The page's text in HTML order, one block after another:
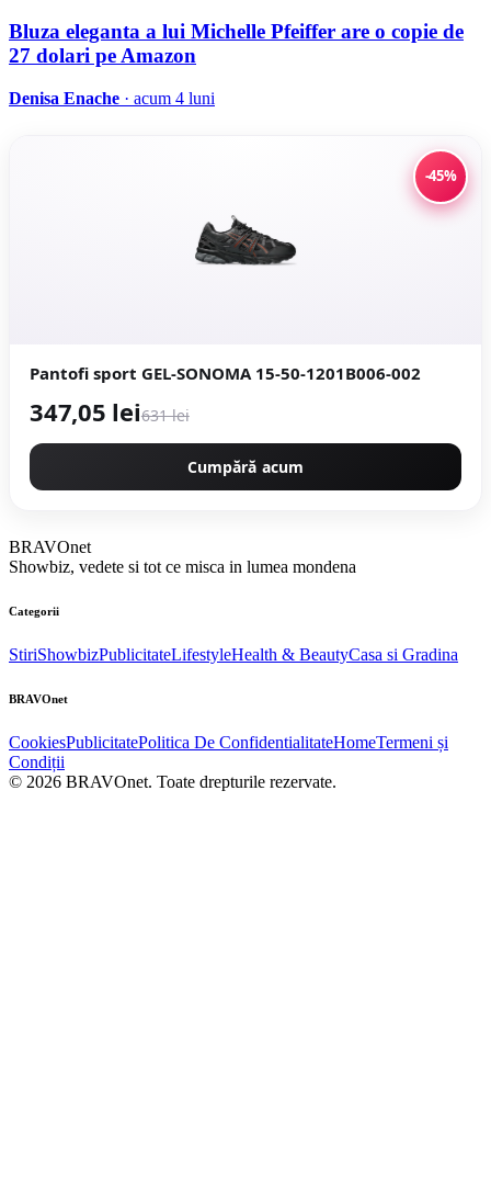
Bluza eleganta a lui Michelle Pfeiffer are o copie de
27 dolari pe Amazon
Denisa Enache · acum 4 luni
-45%
Pantofi sport GEL-SONOMA 15-50-1201B006-002
347,05 lei631 lei
Cumpără acum
BRAVOnet
Showbiz, vedete si tot ce misca in lumea mondena
Categorii
StiriShowbizPublicitateLifestyleHealth & BeautyCasa si Gradina
BRAVOnet
CookiesPublicitatePolitica De ConfidentialitateHomeTermeni și
Condiții
© 2026 BRAVOnet. Toate drepturile rezervate.